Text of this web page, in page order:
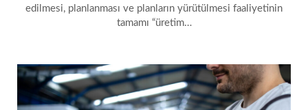
edilmesi, planlanması ve planların yürütülmesi faaliyetinin
tamamı “üretim…